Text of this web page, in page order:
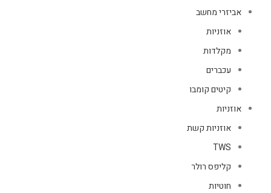
אביזרי מחשב
אוזניות
מקלדות
עכברים
קיטים קומבו
אוזניות
אוזניות קשת
TWS
קליפס רולר
חוטיות